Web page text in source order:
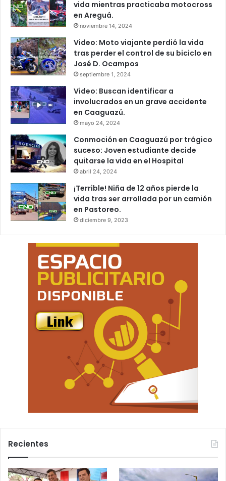
vida mientras practicaba motocross
en Areguá.
noviembre 14, 2024
Video: Moto viajante perdió la vida
tras perder el control de su biciclo en
José D. Ocampos
septiembre 1, 2024
Video: Buscan identificar a
involucrados en un grave accidente
en Caaguazú.
mayo 24, 2024
Conmoción en Caaguazú por trágico
suceso: Joven estudiante decide
quitarse la vida en el Hospital
abril 24, 2024
¡Terrible! Niña de 12 años pierde la
vida tras ser arrollada por un camión
en Pastoreo.
diciembre 9, 2023
Recientes